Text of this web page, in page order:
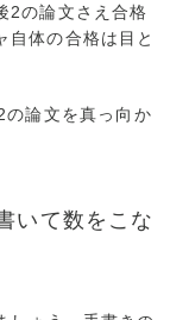
2の論文さえ合格
自体の合格は目と
論文を真っ向か
いて数をこな